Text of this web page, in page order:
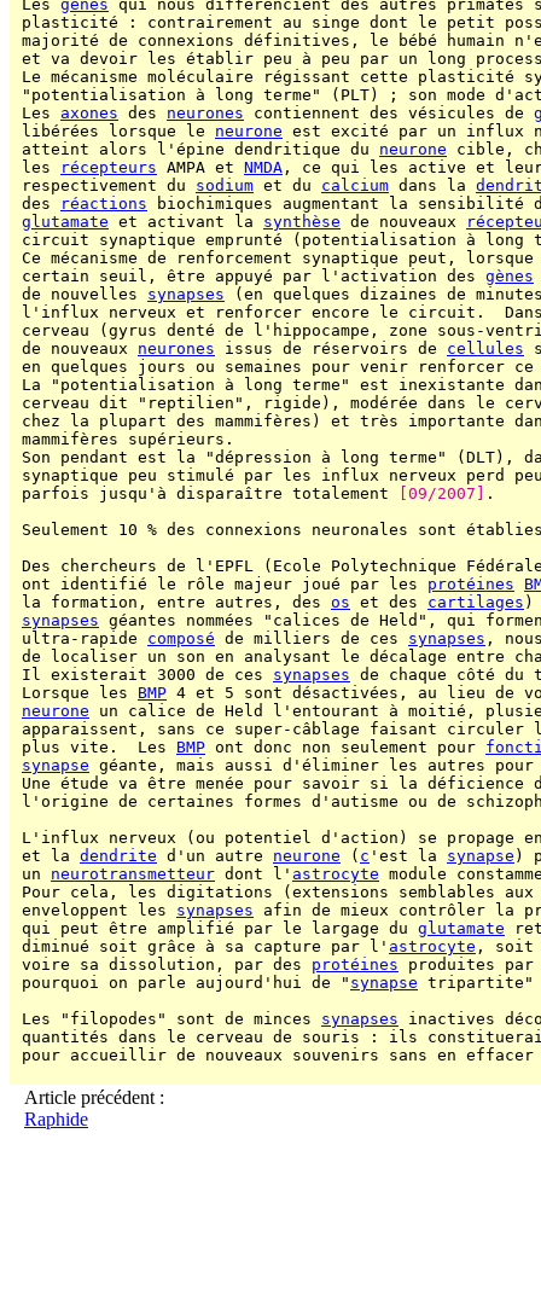
Les gènes qui nous différencient des autres primates
plasticité : contrairement au singe dont le petit
majorité de connexions définitives, le bébé humain
et va devoir les établir peu à peu par un long
Le mécanisme moléculaire régissant cette plasticité
"potentialisation à long terme" (PLT) ; son mode
Les axones des neurones contiennent des vésicules de
libérées lorsque le neurone est excité par un influx
atteint alors l'épine dendritique du neurone cible,
les
récepteurs AMPA et NMDA , ce qui les active et
respectivement du sodium et du calcium dans la
des
réactions biochimiques augmentant la sensibilité
glutamate et activant la synthèse de nouveaux
circuit synaptique emprunté (potentialisation à long
Ce mécanisme de renforcement synaptique peut,
certain seuil, être appuyé par l'activation des gènes
de nouvelles synapses (en quelques dizaines de
l'influx nerveux et renforcer encore le circuit.
cerveau (gyrus denté de l'hippocampe, zone sous-
de nouveaux neurones issus de réservoirs de cellules
en quelques jours ou semaines pour venir renforcer
La "potentialisation à long terme" est inexistante
cerveau dit "reptilien", rigide), modérée dans le
chez la plupart des mammifères) et très importante
mammifères supérieurs.
Son pendant est la "dépression à long terme" (DLT),
synaptique peu stimulé par les influx nerveux perd
parfois jusqu'à disparaître totalement
[09/2007]
.
Seulement 10 % des connexions neuronales sont
Des chercheurs de l'EPFL (Ecole Polytechnique
ont identifié le rôle majeur joué par les protéines
la formation, entre autres, des os et des cartilages )
synapses géantes nommées "calices de Held", qui
ultra-rapide composé de milliers de ces synapses ,
de localiser un son en analysant le décalage entre
Il existerait 3000 de ces synapses de chaque côté
Lorsque les BMP 4 et 5 sont désactivées, au lieu de
neurone un calice de Held l'entourant à moitié,
apparaissent, sans ce super-câblage faisant
plus vite.  Les BMP ont donc non seulement pour
synapse géante, mais aussi d'éliminer les autres
Une étude va être menée pour savoir si la déficience
l'origine de certaines formes d'autisme ou de
L'influx nerveux (ou potentiel d'action) se propage
et la dendrite d'un autre neurone ( c 'est la synapse )
un neurotransmetteur dont l' astrocyte module
Pour cela, les digitations (extensions semblables
enveloppent les synapses afin de mieux contrôler la
qui peut être amplifié par le largage du glutamate
diminué soit grâce à sa capture par l' astrocyte , soit
voire sa dissolution, par des protéines produites
pourquoi on parle aujourd'hui de " synapse
Les "filopodes" sont de minces synapses inactives
quantités dans le cerveau de souris : ils
pour accueillir de nouveaux souvenirs sans en
Article précédent :
Raphide